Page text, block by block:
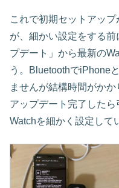
これで初期セットアッ
が、細かい設定をする
プデート」から最新の
う。BluetoothでiPhone
ませんが結構時間がかか
アップデート完了した
Watchを細かく設定して